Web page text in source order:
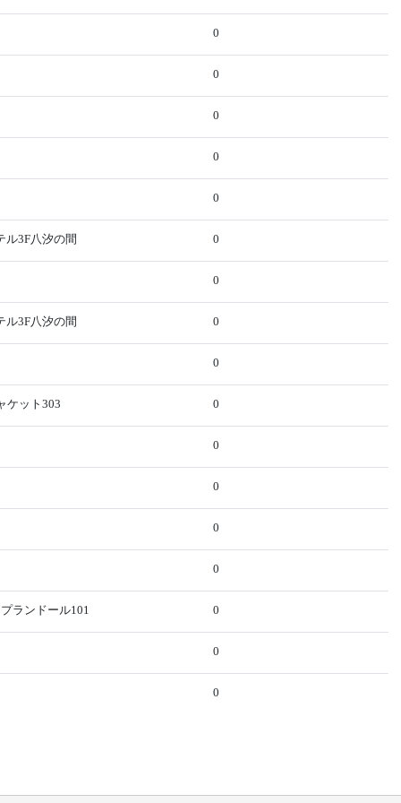
0
0
0
0
0
ル3F八汐の間 0
0
ル3F八汐の間 0
0
ケット303 0
0
0
0
0
ランドール101 0
0
0